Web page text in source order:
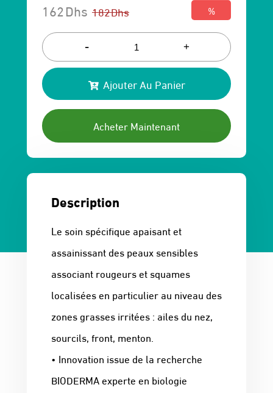
182Dhs
Le
prix
initial
était :
182 Dhs.
162Dhs
Le
prix
actuel
est :
162 Dhs.
%
- +
Ajouter Au Panier
Acheter Maintenant
Description
Le soin spécifique apaisant et
assainissant des peaux sensibles
associant rougeurs et squames
localisées en particulier au niveau des
zones grasses irritées : ailes du nez,
sourcils, front, menton.
• Innovation issue de la recherche
BIODERMA experte en biologie